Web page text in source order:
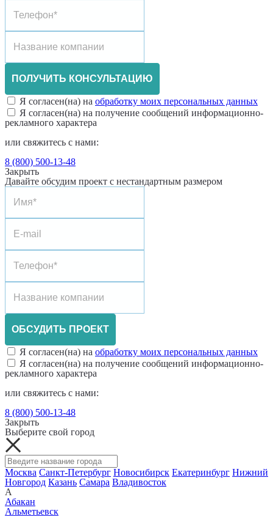
ПОЛУЧИТЬ КОНСУЛЬТАЦИЮ
Я согласен(на) на обработку моих персональных данных
Я согласен(на) на получение сообщений информационно-
рекламного характера
или свяжитесь с нами:
8 (800) 500-13-48
Закрыть
Давайте обсудим проект с нестандартным размером
ОБСУДИТЬ ПРОЕКТ
Я согласен(на) на обработку моих персональных данных
Я согласен(на) на получение сообщений информационно-
рекламного характера
или свяжитесь с нами:
8 (800) 500-13-48
Закрыть
Выберите свой город
Москва Санкт-Петербург Новосибирск Екатеринбург Нижний
Новгород Казань Самара Владивосток
А
Абакан
Альметьевск